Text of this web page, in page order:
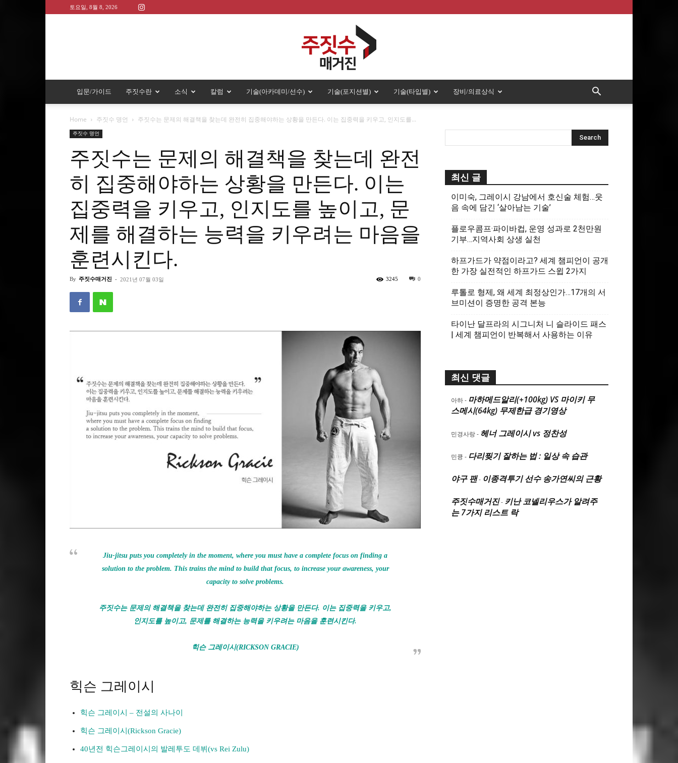
토요일, 8월 8, 2026
주
짓
수
거
진
입문/가이드 주짓수란 소식 칼럼 기술(아카데미/선수) 기술(포지션별) 기술(타입별) 장비/의료상식
Home 주짓수 명언 주짓수는 문제의 해결책을 찾는데 완전히 집중해야하는 상황을 만든다. 이는 집중력을 키우고, 인지도를...
주짓수 명언
주짓수는 문제의 해결책을 찾는데 완전
히 집중해야하는 상황을 만든다. 이는
집중력을 키우고, 인지도를 높이고, 문
제를 해결하는 능력을 키우려는 마음을
훈련시킨다.
By 주짓수매거진 - 2021년 07월 03일 0
3245
Jiu-jitsu puts you completely in the moment, where you must have a complete focus on finding a
solution to the problem. This trains the mind to build that focus, to increase your awareness, your
capacity to solve problems.
주짓수는 문제의 해결책을 찾는데 완전히 집중해야하는 상황을 만든다. 이는 집중력을 키우고,
인지도를 높이고, 문제를 해결하는 능력을 키우려는 마음을 훈련시킨다.
힉슨 그레이시(RICKSON GRACIE)
힉슨 그레이시
힉슨 그레이시 – 전설의 사나이
힉슨 그레이시(Rickson Gracie)
40년전 힉슨그레이시의 발레투도 데뷔(vs Rei Zulu)
최신 글
이미숙, 그레이시 강남에서 호신술 체험…웃
음 속에 담긴 ‘살아남는 기술’
플로우콤프·파이바컵, 운영 성과로 2천만원
기부…지역사회 상생 실천
하프가드가 약점이라고? 세계 챔피언이 공개
한 가장 실전적인 하프가드 스윕 2가지
루톨로 형제, 왜 세계 최정상인가…17개의 서
브미션이 증명한 공격 본능
타이난 달프라의 시그니처 니 슬라이드 패스
| 세계 챔피언이 반복해서 사용하는 이유
최신 댓글
아하- 마하메드알리(+100kg) VS 마이키 무
스메시(64kg) 무제한급 경기영상
민경사랑- 헤너 그레이시 vs 정찬성
민큥 - 다리찢기 잘하는 법 : 일상 속 습관
야구 팬- 이종격투기 선수 송가연씨의 근황
주짓수매거진- 키난 코넬리우스가 알려주
는 7가지 리스트 락